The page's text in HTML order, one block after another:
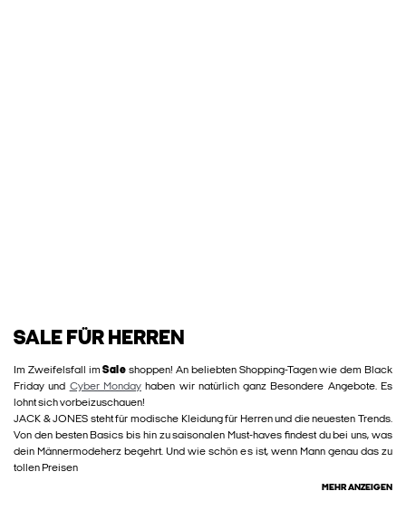
SALE FÜR HERREN
Im Zweifelsfall imSale shoppen! An beliebten Shopping-Tagen wie dem Black
Friday und Cyber Mondayhaben wir natürlich ganz Besondere Angebote. Es
lohnt sich vorbeizuschauen!
JACK & JONES steht für modische Kleidung für Herren und die neuesten Trends.
Von den besten Basics bis hin zu saisonalen Must-haves findest du bei uns, was
dein Männermodeherz begehrt. Und wie schön es ist, wenn Mann genau das zu
tollen Preisen
MEHR ANZEIGEN